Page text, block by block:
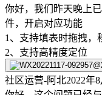
你好，我们昨天晚上
件，开启对应功能
1、支持填表时拖拽，
2、支持高精度定位
社区运营-阿北2022年8